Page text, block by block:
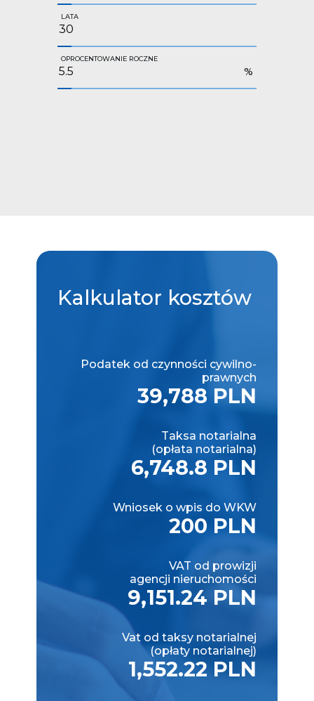
LATA
OPROCENTOWANIE ROCZNE
%
Kalkulator kosztów
Podatek od czynności cywilno-
prawnych
39,788 PLN
Taksa notarialna
(opłata notarialna)
6,748.8 PLN
Wniosek o wpis do WKW
200 PLN
VAT od prowizji
agencji nieruchomości
9,151.24 PLN
Vat od taksy notarialnej
(opłaty notarialnej)
1,552.22 PLN